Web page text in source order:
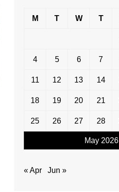
May 2026
M T W T
4 5 6 7
11 12 13 14
18 19 20 21
25 26 27 28
« Apr Jun »